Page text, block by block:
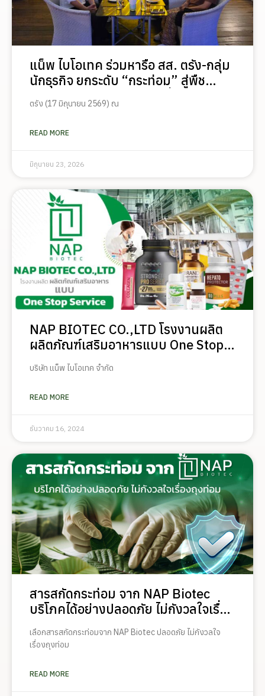
แน็พ ไบโอเทค ร่วมหารือ สส. ตรัง-กลุ่ม
นักธุรกิจ ยกระดับ “กระท่อม” สู่พืช
เศรษฐกิจใหม่ สร้างรายได้ยั่งยืน
ตรัง (17 มิถุนายน 2569) ณ
READ MORE
มิถุนายน 23, 2026
NAP BIOTEC CO.,LTD โรงงานผลิต
ผลิตภัณฑ์เสริมอาหารแบบ One Stop
Service
บริษัท แน็พ ไบโอเทค จำกัด
READ MORE
ธันวาคม 16, 2024
สารสกัดกระท่อม จาก NAP Biotec
บริโภคได้อย่างปลอดภัย ไม่กังวลใจเรื่อง
ถุงท่อม
เลือกสารสกัดกระท่อมจาก NAP Biotec ปลอดภัย ไม่กังวลใจ
เรื่องถุงท่อม
READ MORE